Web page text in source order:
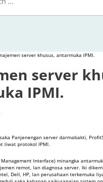
server khusus, antarmuka IPMI.
server
IPMI.
Panjenengan server darmabakti,
liwat protokol IPMI.
Interface) minangka
remot, lan diagnosa server. Iki
Dell, HP, lan perusahaan terkemuka